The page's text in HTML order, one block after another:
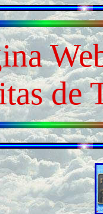
de